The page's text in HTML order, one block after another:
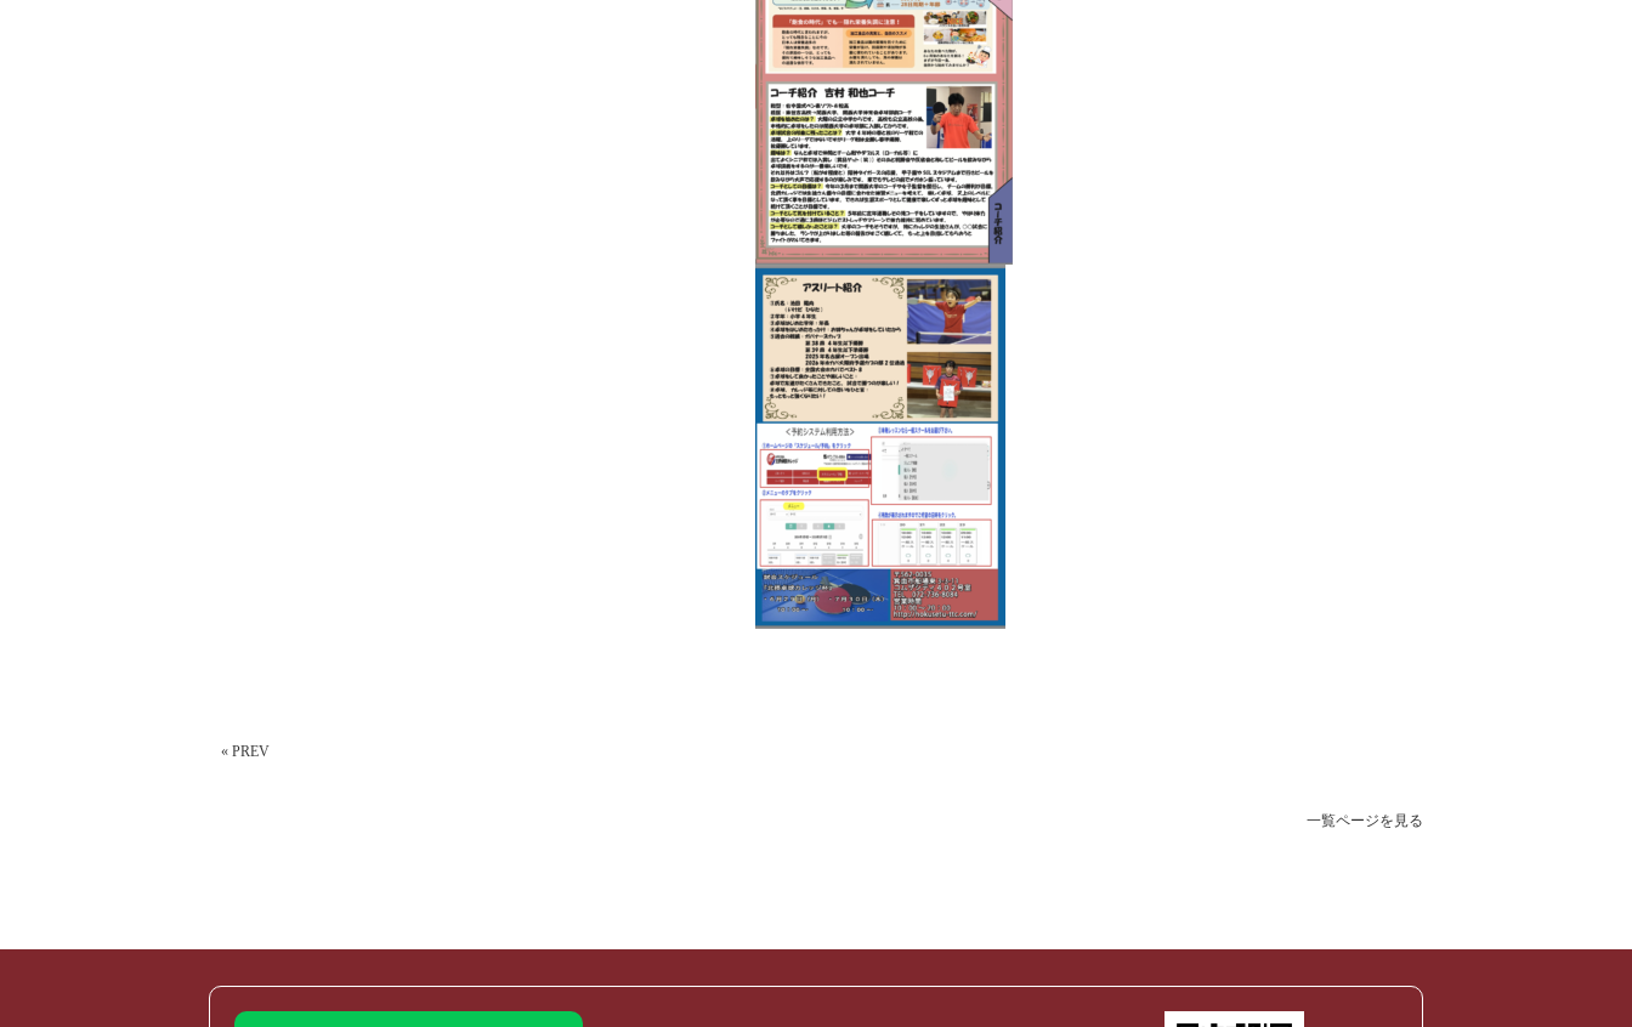
« PREV
一覧ページを見る